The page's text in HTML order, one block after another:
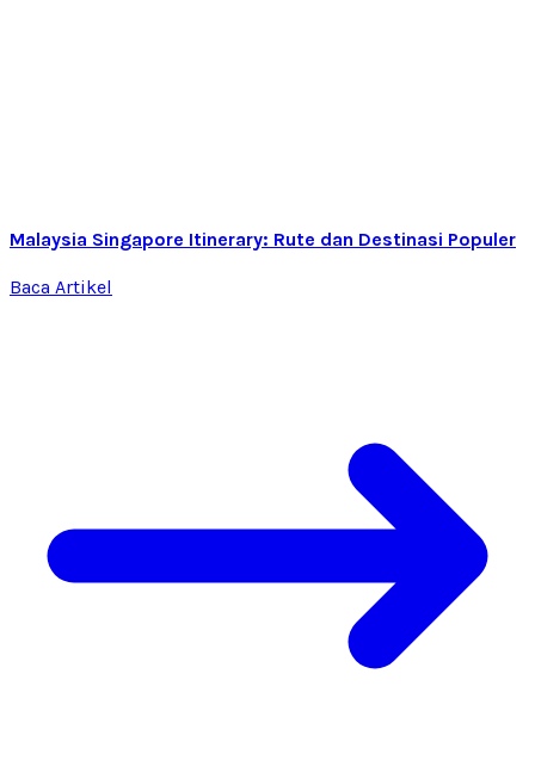
Malaysia Singapore Itinerary: Rute dan Destinasi Populer
Baca Artikel